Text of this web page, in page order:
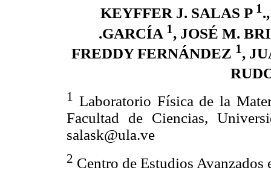
KEYFFER J. SALAS P 1
.GARCÍA 1, JOSÉ M.
FREDDY FERNÁNDEZ 1,
1
Laboratorio Física de la
Facultad de Ciencias,
salask@ula.ve
2 Centro de Estudios